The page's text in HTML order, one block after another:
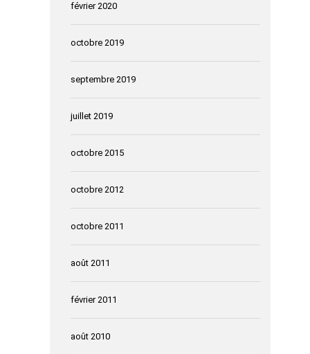
février 2020
octobre 2019
septembre 2019
juillet 2019
octobre 2015
octobre 2012
octobre 2011
août 2011
février 2011
août 2010